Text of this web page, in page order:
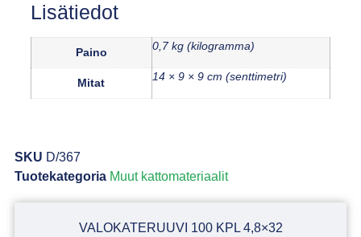
Lisätiedot
Paino 0,7 kg (kilogramma)
Mitat 14 × 9 × 9 cm (senttimetri)
SKU D/367
Tuotekategoria Muut kattomateriaalit
VALOKATERUUVI 100 KPL 4,8×32